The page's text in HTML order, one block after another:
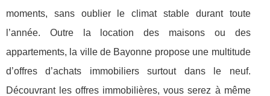
moments, sans oublier le climat stable durant toute
l’année. Outre la location des maisons ou des
appartements, la ville de Bayonne propose une multitude
d’offres d’achats immobiliers surtout dans le neuf.
Découvrant les offres immobilières, vous serez à même